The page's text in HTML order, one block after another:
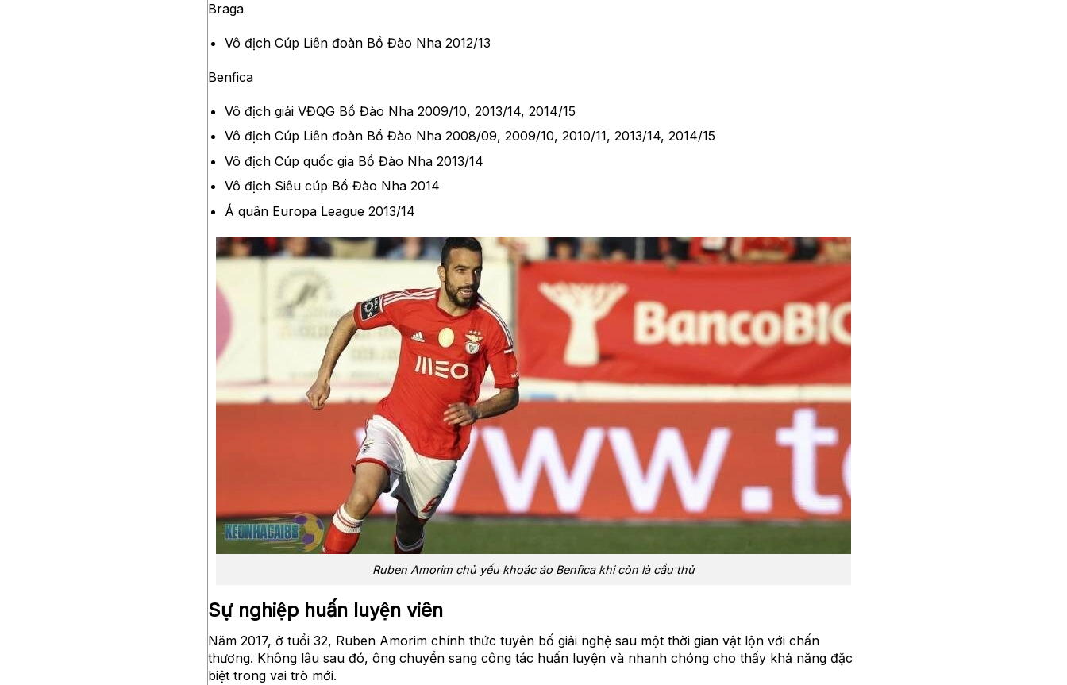
Braga
Vô địch Cúp Liên đoàn Bồ Đào Nha 2012/13
Benfica
Vô địch giải VĐQG Bồ Đào Nha 2009/10, 2013/14, 2014/15
Vô địch Cúp Liên đoàn Bồ Đào Nha 2008/09, 2009/10, 2010/11, 2013/14, 2014/15
Vô địch Cúp quốc gia Bồ Đào Nha 2013/14
Vô địch Siêu cúp Bồ Đào Nha 2014
Á quân Europa League 2013/14
Ruben Amorim chủ yếu khoác áo Benfica khi còn là cầu thủ
Sự nghiệp huấn luyện viên
Năm 2017, ở tuổi 32, Ruben Amorim chính thức tuyên bố giải nghệ sau một thời gian vật lộn với chấn
thương. Không lâu sau đó, ông chuyển sang công tác huấn luyện và nhanh chóng cho thấy khả năng đặc
biệt trong vai trò mới.